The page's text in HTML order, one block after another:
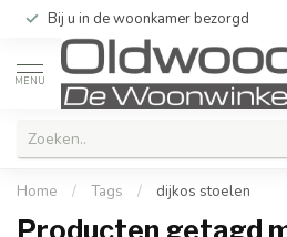
Bij u in de woonkamer bezorgd
MENU
Home / Tags / dijkos stoelen
Producten getagd